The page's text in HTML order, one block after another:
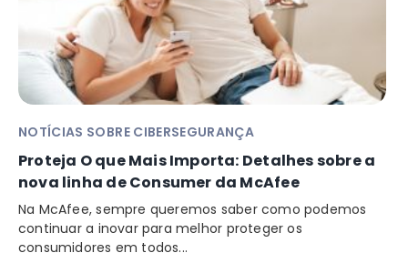
NOTÍCIAS SOBRE CIBERSEGURANÇA
Proteja O que Mais Importa: Detalhes sobre a
nova linha de Consumer da McAfee
Na McAfee, sempre queremos saber como podemos
continuar a inovar para melhor proteger os
consumidores em todos...